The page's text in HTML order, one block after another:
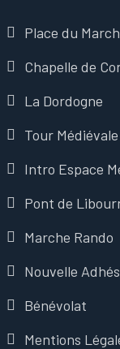
Place du
Chapelle de
La Dordogne
Tour Médiévale
Intro Espace
Pont de
Marche Rando
Nouvelle
Bénévolat
Mentions